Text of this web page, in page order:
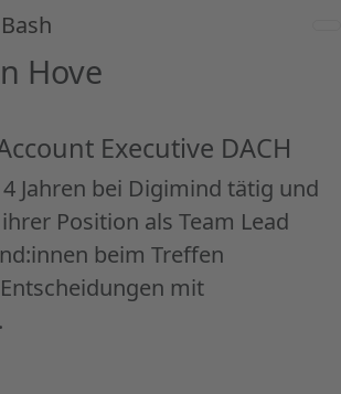
Hove
Executive DACH
Jahren bei Digimind tätig und
Position als Team Lead
beim Treffen
mit